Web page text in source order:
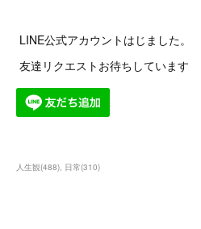
LINE公式アカウントはじました。
友達リクエストお待ちしています
人生観(488) 日常(310)